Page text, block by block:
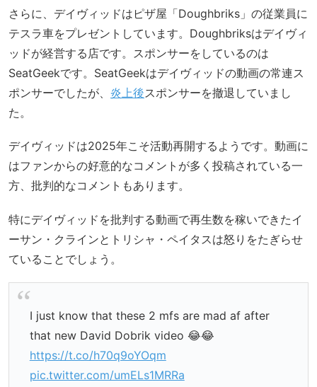
さらに、デイヴィッドはピザ屋「Doughbriks」の従業員に
テスラ車をプレゼントしています。Doughbriksはデイヴィ
ッドが経営する店です。スポンサーをしているのは
SeatGeekです。SeatGeekはデイヴィッドの動画の常連ス
ポンサーでしたが、 炎上後スポンサーを撤退していまし
た。
デイヴィッドは2025年こそ活動再開するようです。動画に
はファンからの好意的なコメントが多く投稿されている一
方、批判的なコメントもあります。
特にデイヴィッドを批判する動画で再生数を稼いできたイ
ーサン・クラインとトリシャ・ペイタスは怒りをたぎらせ
ていることでしょう。
I just know that these 2 mfs are mad af after
that new David Dobrik video 😂😂
https://t.co/h70q9oYOqm
pic.twitter.com/umELs1MRRa